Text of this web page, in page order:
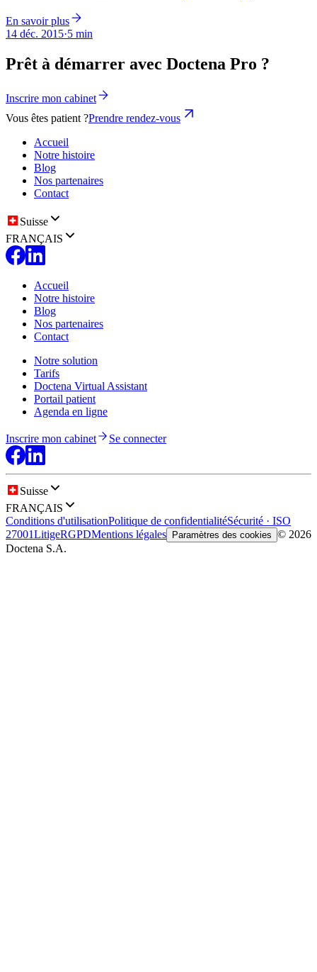
En savoir plus
14 déc. 2015·5 min
Prêt à démarrer avec Doctena Pro ?
Inscrire mon cabinet
Vous êtes patient ?Prendre rendez-vous
Accueil
Notre histoire
Blog
Nos partenaires
Contact
Suisse
FRANÇAIS
Accueil
Notre histoire
Blog
Nos partenaires
Contact
Notre solution
Tarifs
Doctena Virtual Assistant
Portail patient
Agenda en ligne
Inscrire mon cabinet Se connecter
Suisse
FRANÇAIS
Conditions d'utilisationPolitique de confidentialitéSécurité · ISO
27001LitigeRGPDMentions légales Paramètres des cookies © 2026
Doctena S.A.